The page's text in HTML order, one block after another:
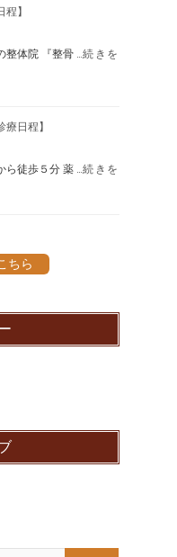
程】
整体院 『整骨 …続きを
療日程】
ら徒歩５分 薬 …続きを
ちら